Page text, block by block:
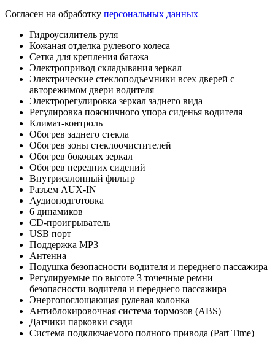
Согласен на обработку персональных данных
Гидроусилитель руля
Кожаная отделка рулевого колеса
Сетка для крепления багажа
Электропривод складывания зеркал
Электрические стеклоподъемники всех дверей с
авторежимом двери водителя
Электрорегулировка зеркал заднего вида
Регулировка поясничного упора сиденья водителя
Климат-контроль
Обогрев заднего стекла
Обогрев зоны стеклоочистителей
Обогрев боковых зеркал
Обогрев передних сидений
Внутрисалонный фильтр
Разъем AUX-IN
Аудиоподготовка
6 динамиков
CD-проигрыватель
USB порт
Поддержка MP3
Антенна
Подушка безопасности водителя и переднего пассажира
Регулируемые по высоте 3 точечные ремни
безопасности водителя и переднего пассажира
Энергопоглощающая рулевая колонка
Антиблокировочная система тормозов (ABS)
Датчики парковки сзади
Система подключаемого полного привода (Part Time)